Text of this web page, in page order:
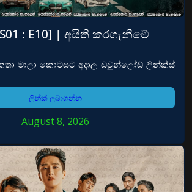
: E10] | අයිති කරගැනීමේ
මාලා කොටසට අදාල ඩවුන්ලෝඩ් ලින්ක්ස්
ලින්ක් ලබාගන්න
August 8, 2026